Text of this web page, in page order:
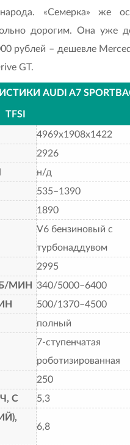
«Семерка» же
дорогим. Она уже
рублей – дешевле
GT.
AUDI A7
TFSI
4969х1908х1422
2926
н/д
535–1390
1890
V6 бензиновый с
турбонаддувом
2995
МИН
340/5000–6400
500/1370–4500
полный
7-ступенчатая
роботизированная
250
С
5,3
6,8